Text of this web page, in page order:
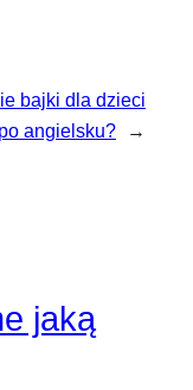
bajki dla dzieci
po angielsku?
→
jaką